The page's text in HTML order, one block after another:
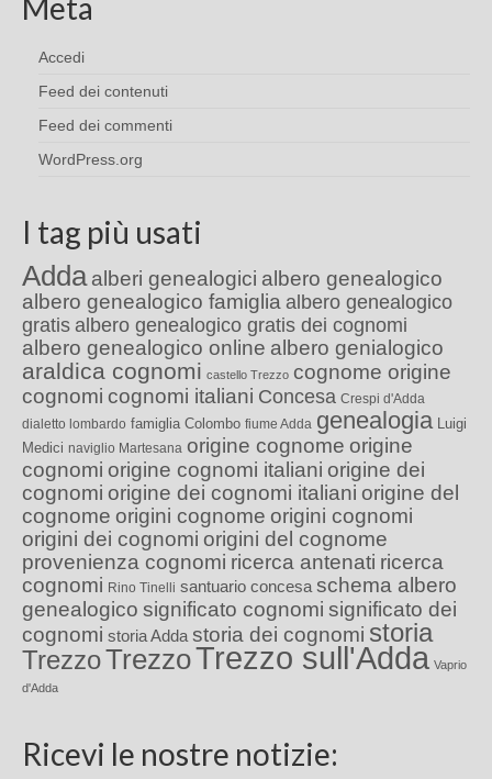
Meta
Accedi
Feed dei contenuti
Feed dei commenti
WordPress.org
I tag più usati
Adda alberi genealogici albero genealogico
albero genealogico famiglia albero genealogico
gratis albero genealogico gratis dei cognomi
albero genealogico online albero genialogico
araldica cognomi castello Trezzo cognome origine
cognomi cognomi italiani Concesa Crespi d'Adda
dialetto lombardo famiglia Colombo fiume Adda genealogia Luigi
Medici naviglio Martesana origine cognome origine
cognomi origine cognomi italiani origine dei
cognomi origine dei cognomi italiani origine del
cognome origini cognome origini cognomi
origini dei cognomi origini del cognome
provenienza cognomi ricerca antenati ricerca
cognomi Rino Tinelli santuario concesa schema albero
genealogico significato cognomi significato dei
cognomi storia Adda storia dei cognomi storia
TrezzoTrezzoTrezzo sull'Adda Vaprio
d'Adda
Ricevi le nostre notizie: